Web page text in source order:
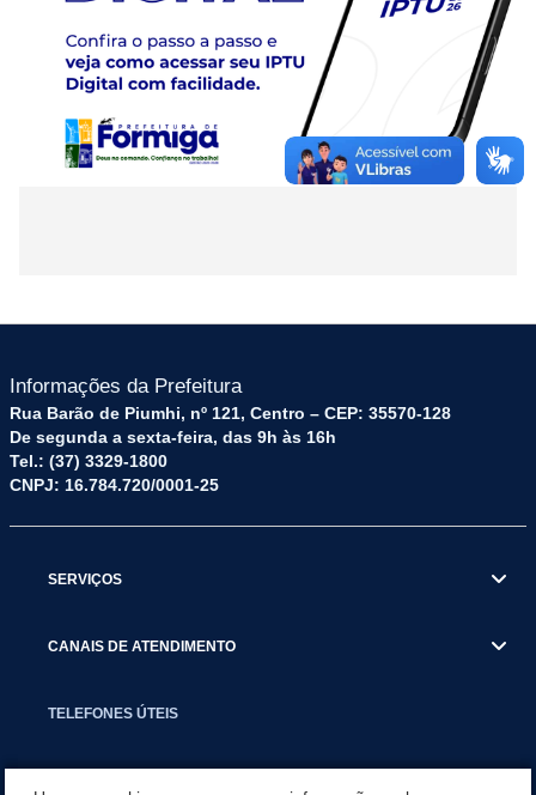
Informações da Prefeitura
Rua Barão de Piumhi, nº 121, Centro – CEP: 35570-128
De segunda a sexta-feira, das 9h às 16h
Tel.: (37) 3329-1800
CNPJ: 16.784.720/0001-25
SERVIÇOS
CANAIS DE ATENDIMENTO
TELEFONES ÚTEIS